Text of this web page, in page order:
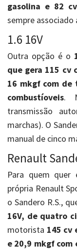
gasolina e 82
sempre associado
1.6 16V
Outra opção é o
que gera 115 cv
16 mkgf com de
combustíoveis.
transmissão
marchas). O
manual de cinco
Renault
Para quem quer
própria Renault
o Sandero R.S.,
16V, de quatro
motorista 145 cv
e 20,9 mkgf com